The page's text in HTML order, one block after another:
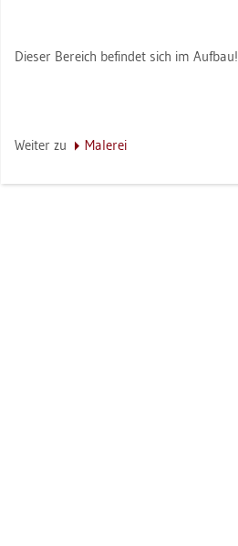
Die­ser Be­reich be­fin­det sich im Auf­bau!
Wei­ter zu Ma­le­rei